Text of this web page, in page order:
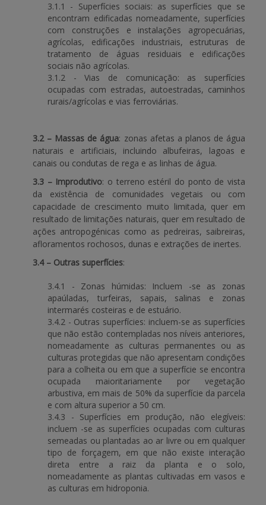
3.1.1 - Superfícies sociais: as superfícies que se
encontram edificadas nomeadamente, superfícies
com construções e instalações agropecuárias,
agrícolas, edificações industriais, estruturas de
tratamento de águas residuais e edificações
sociais não agrícolas.
3.1.2 - Vias de comunicação: as superfícies
ocupadas com estradas, autoestradas, caminhos
rurais/agrícolas e vias ferroviárias.
3.2 – Massas de água: zonas afetas a planos de água
naturais e artificiais, incluindo albufeiras, lagoas e
canais ou condutas de rega e as linhas de água.
3.3 – Improdutivo: o terreno estéril do ponto de vista
da existência de comunidades vegetais ou com
capacidade de crescimento muito limitada, quer em
resultado de limitações naturais, quer em resultado de
ações antropogénicas como as pedreiras, saibreiras,
afloramentos rochosos, dunas e extrações de inertes.
3.4 – Outras superfícies:
3.4.1 - Zonas húmidas: Incluem -se as zonas
apaúladas, turfeiras, sapais, salinas e zonas
intermarés costeiras e de estuário.
3.4.2 - Outras superfícies: incluem-se as superfícies
que não estão contempladas nos níveis anteriores,
nomeadamente as culturas permanentes ou as
culturas protegidas que não apresentam condições
para a colheita ou em que a superfície se encontra
ocupada maioritariamente por vegetação
arbustiva, em mais de 50% da superfície da parcela
e com altura superior a 50 cm.
3.4.3 - Superfícies em produção, não elegíveis:
incluem -se as superfícies ocupadas com culturas
semeadas ou plantadas ao ar livre ou em qualquer
tipo de forçagem, em que não existe interação
direta entre a raiz da planta e o solo,
nomeadamente as plantas cultivadas em vasos e
as culturas em hidroponia.